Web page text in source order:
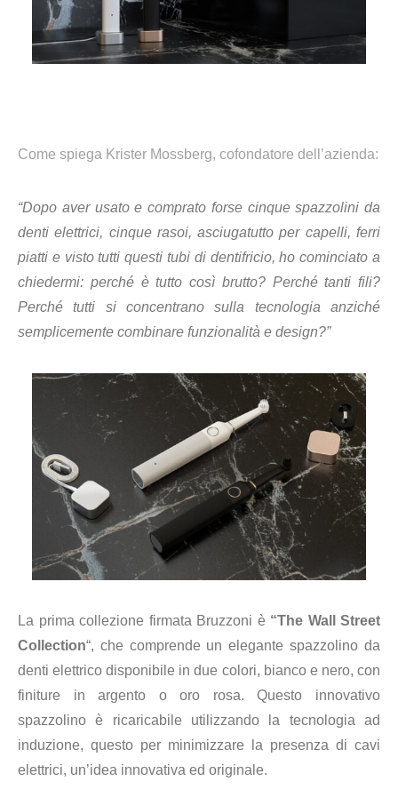
Come spiega Krister Mossberg, cofondatore dell’azienda:
“Dopo aver usato e comprato forse cinque spazzolini da
denti elettrici, cinque rasoi, asciugatutto per capelli, ferri
piatti e visto tutti questi tubi di dentifricio, ho cominciato a
chiedermi: perché è tutto così brutto? Perché tanti fili?
Perché tutti si concentrano sulla tecnologia anziché
semplicemente combinare funzionalità e design?”
La prima collezione firmata Bruzzoni è “The Wall Street
Collection“, che comprende un elegante spazzolino da
denti elettrico disponibile in due colori, bianco e nero, con
finiture in argento o oro rosa. Questo innovativo
spazzolino è ricaricabile utilizzando la tecnologia ad
induzione, questo per minimizzare la presenza di cavi
elettrici, un’idea innovativa ed originale.